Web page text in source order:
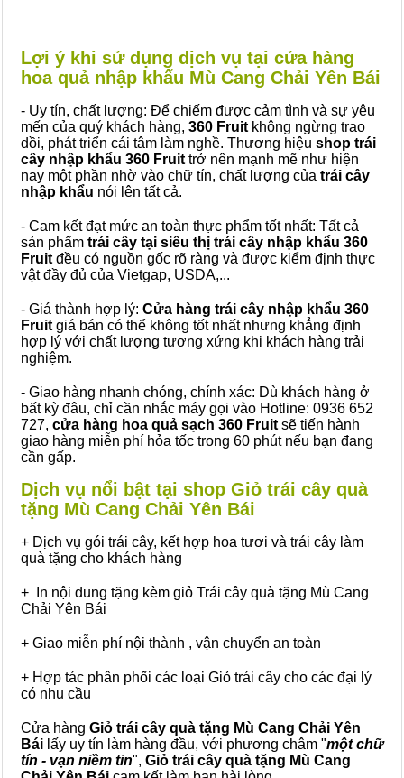
Lợi ý khi sử dụng dịch vụ tại cửa hàng
hoa quả nhập khẩu Mù Cang Chải Yên Bái
- Uy tín, chất lượng: Để chiếm được cảm tình và sự yêu
mến của quý khách hàng, 360 Fruit không ngừng trao
dồi, phát triển cái tâm làm nghề. Thương hiệu shop trái
cây nhập khẩu 360 Fruit trở nên mạnh mẽ như hiện
nay một phần nhờ vào chữ tín, chất lượng của trái cây
nhập khẩu nói lên tất cả.
- Cam kết đạt mức an toàn thực phẩm tốt nhất: Tất cả
sản phẩm trái cây tại siêu thị trái cây nhập khẩu 360
Fruit đều có nguồn gốc rõ ràng và được kiểm định thực
vật đầy đủ của Vietgap, USDA,...
- Giá thành hợp lý: Cửa hàng trái cây nhập khẩu 360
Fruit giá bán có thể không tốt nhất nhưng khẳng định
hợp lý với chất lượng tương xứng khi khách hàng trải
nghiệm.
- Giao hàng nhanh chóng, chính xác: Dù khách hàng ở
bất kỳ đâu, chỉ cần nhắc máy gọi vào Hotline: 0936 652
727, cửa hàng hoa quả sạch 360 Fruit sẽ tiến hành
giao hàng miễn phí hỏa tốc trong 60 phút nếu bạn đang
cần gấp.
Dịch vụ nổi bật tại shop Giỏ trái cây quà
tặng Mù Cang Chải Yên Bái
+ Dịch vụ gói trái cây, kết hợp hoa tươi và trái cây làm
quà tặng cho khách hàng
+ In nội dung tặng kèm giỏ Trái cây quà tặng Mù Cang
Chải Yên Bái
+ Giao miễn phí nội thành , vận chuyển an toàn
+ Hợp tác phân phối các loại Giỏ trái cây cho các đại lý
có nhu cầu
Cửa hàng Giỏ trái cây quà tặng Mù Cang Chải Yên
Bái lấy uy tín làm hàng đầu, với phương châm "một chữ
tín - vạn niềm tin", Giỏ trái cây quà tặng Mù Cang